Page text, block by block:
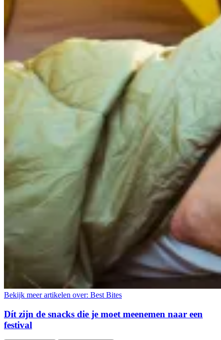
Bekijk meer artikelen over: Best Bites
Dít zijn de snacks die je moet meenemen naar een
festival